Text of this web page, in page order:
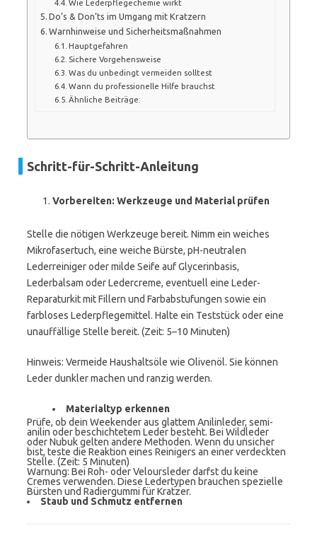
Wie Lederpflegechemie wirkt
Do’s & Don’ts im Umgang mit Kratzern
Warnhinweise und Sicherheitsmaßnahmen
Hauptgefahren
Sichere Vorgehensweise
Was du unbedingt vermeiden solltest
Wann du professionelle Hilfe brauchst
Ähnliche Beiträge:
Schritt-für-Schritt-Anleitung
Vorbereiten: Werkzeuge und Material prüfen
Stelle die nötigen Werkzeuge bereit. Nimm ein weiches
Mikrofasertuch, eine weiche Bürste, pH-neutralen
Lederreiniger oder milde Seife auf Glycerinbasis,
Lederbalsam oder Ledercreme, eventuell eine Leder-
Reparaturkit mit Fillern und Farbabstufungen sowie ein
farbloses Lederpflegemittel. Halte ein Teststück oder eine
unauffällige Stelle bereit. (Zeit: 5–10 Minuten)
Hinweis: Vermeide Haushaltsöle wie Olivenöl. Sie können
Leder dunkler machen und ranzig werden.
Materialtyp erkennen
Prüfe, ob dein Weekender aus glattem Anilinleder, semi-
anilin oder beschichtetem Leder besteht. Bei Wildleder
oder Nubuk gelten andere Methoden. Wenn du unsicher
bist, teste die Reaktion eines Reinigers an einer verdeckten
Stelle. (Zeit: 5 Minuten)
Warnung: Bei Roh- oder Veloursleder darfst du keine
Cremes verwenden. Diese Ledertypen brauchen spezielle
Bürsten und Radiergummi für Kratzer.
Staub und Schmutz entfernen